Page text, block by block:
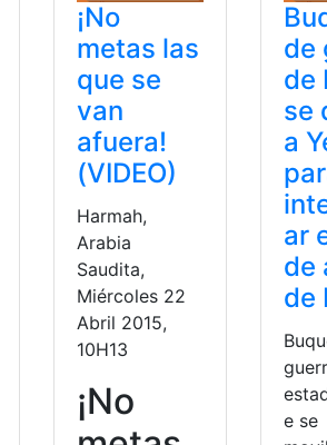
¡No
metas las
que se
van
afuera!
(VIDEO)
Harmah,
Arabia
Saudita,
Miércoles 22
Abril 2015,
10H13
¡No
de
de
se
a
ar
de
de
e se